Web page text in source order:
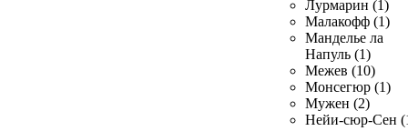
Лурмарин (1)
Малакофф (1)
Манделье ла
Напуль (1)
Межев (10)
Монсегюр (1)
Мужен (2)
Нейи-сюр-Сен